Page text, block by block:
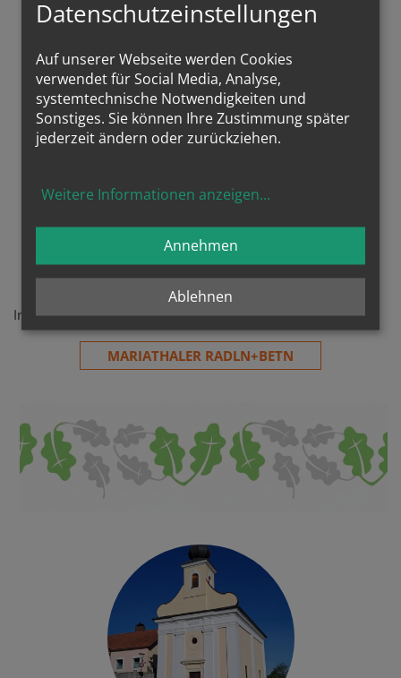
WIESELSELDER RADLN+BETN
Mariathal
In der Kirche von Mariathal einen Stopp einlegen
MARIATHALER RADLN+BETN
Datenschutzeinstellungen
Auf unserer Webseite werden Cookies
verwendet für Social Media, Analyse,
systemtechnische Notwendigkeiten und
Sonstiges. Sie können Ihre Zustimmung später
jederzeit ändern oder zurückziehen.
Weitere Informationen anzeigen...
Ablehnen
Annehmen